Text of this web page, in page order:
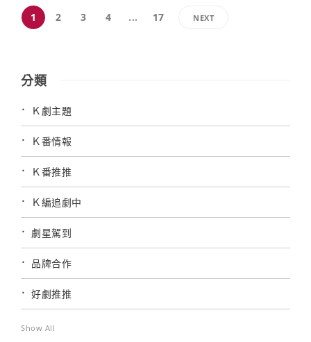
1 2 3 4 ... 17 NEXT
分類
Ｋ劇主題
Ｋ番情報
Ｋ番推推
Ｋ編追劇中
劇星駕到
品牌合作
好劇推推
Show All